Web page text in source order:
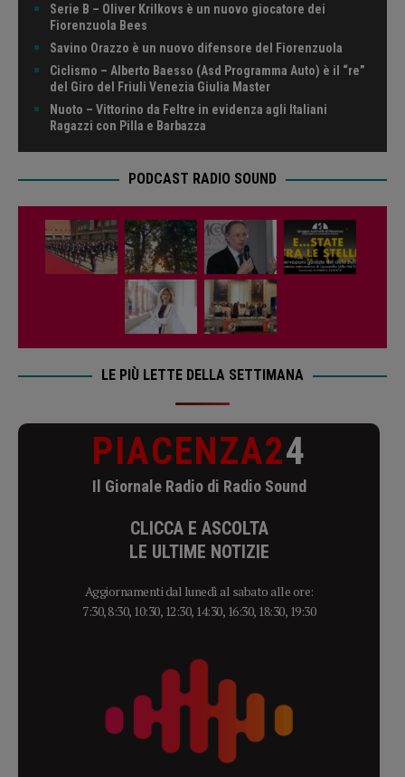
Serie B – Oliver Krilkovs è un nuovo giocatore dei
Fiorenzuola Bees
Savino Orazzo è un nuovo difensore del Fiorenzuola
Ciclismo – Alberto Baesso (Asd Programma Auto) è il “re”
del Giro del Friuli Venezia Giulia Master
Nuoto – Vittorino da Feltre in evidenza agli Italiani
Ragazzi con Pilla e Barbazza
PODCAST RADIO SOUND
LE PIÙ LETTE DELLA SETTIMANA
PIACENZA24
Il Giornale Radio di Radio Sound
CLICCA E ASCOLTA
LE ULTIME NOTIZIE
Aggiornamenti dal lunedì al sabato alle ore:
7:30, 8:30, 10:30, 12:30, 14:30, 16:30, 18:30, 19:30